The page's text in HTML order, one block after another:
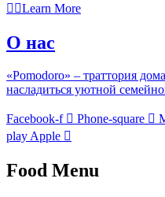
Learn More
О нас
«Pomodoro» – траттория
насладиться уютной
Facebook-f Phone-square
playApple
Food Menu